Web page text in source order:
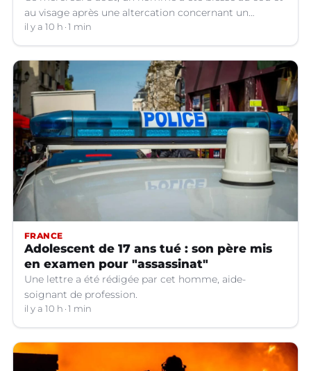
au visage après une altercation concernant un
téléphone portable à Montpellier (Hérault).
il y a 10 h 1 min
FRANCE
Adolescent de 17 ans tué : son père mis
en examen pour "assassinat"
Une lettre a été rédigée par cet homme, aide-
soignant de profession.
il y a 10 h 1 min